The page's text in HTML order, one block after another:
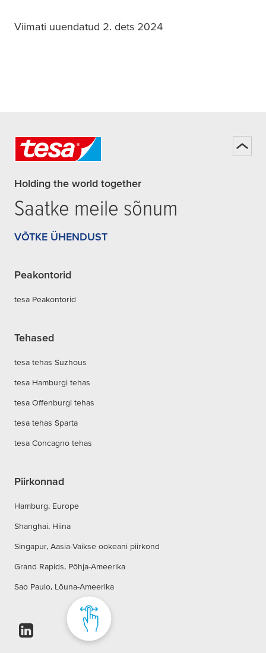
Viimati uuendatud 2. dets 2024
Holding the world together
Saatke meile sõnum
VÕTKE ÜHENDUST
Peakontorid
tesa Peakontorid
Tehased
tesa tehas Suzhous
tesa Hamburgi tehas
tesa Offenburgi tehas
tesa tehas Sparta
tesa Concagno tehas
Piirkonnad
Hamburg, Europe
Shanghai, Hiina
Singapur, Aasia-Vaikse ookeani piirkond
Grand Rapids, Põhja-Ameerika
Sao Paulo, Lõuna-Ameerika